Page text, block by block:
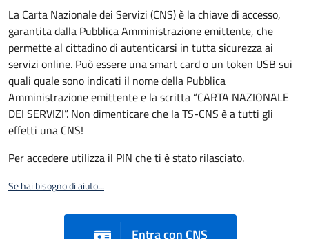
La Carta Nazionale dei Servizi (CNS) è la chiave di accesso,
garantita dalla Pubblica Amministrazione emittente, che
permette al cittadino di autenticarsi in tutta sicurezza ai
servizi online. Può essere una smart card o un token USB sui
quali quale sono indicati il nome della Pubblica
Amministrazione emittente e la scritta “CARTA NAZIONALE
DEI SERVIZI”. Non dimenticare che la TS-CNS è a tutti gli
effetti una CNS!
Per accedere utilizza il PIN che ti è stato rilasciato.
Se hai bisogno di aiuto...
Entra con CNS